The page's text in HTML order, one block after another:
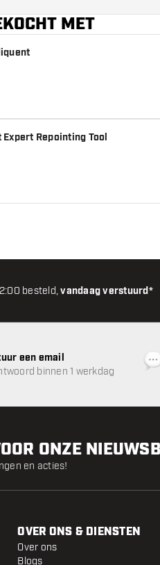
MET
Repointing Tool
besteld,vandaag verstuurd*
een email
binnen 1 werkdag
ONZE
en acties!
OVER ONS & DIENSTEN
Over ons
Blogs